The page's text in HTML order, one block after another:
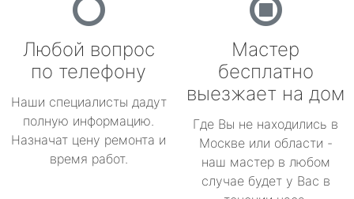
Любой вопрос
по телефону
Наши специалисты дадут
полную информацию.
Назначат цену ремонта и
время работ.
Мастер
бесплатно
выезжает на дом
Где Вы не находились в
Москве или области -
наш мастер в любом
случае будет у Вас в